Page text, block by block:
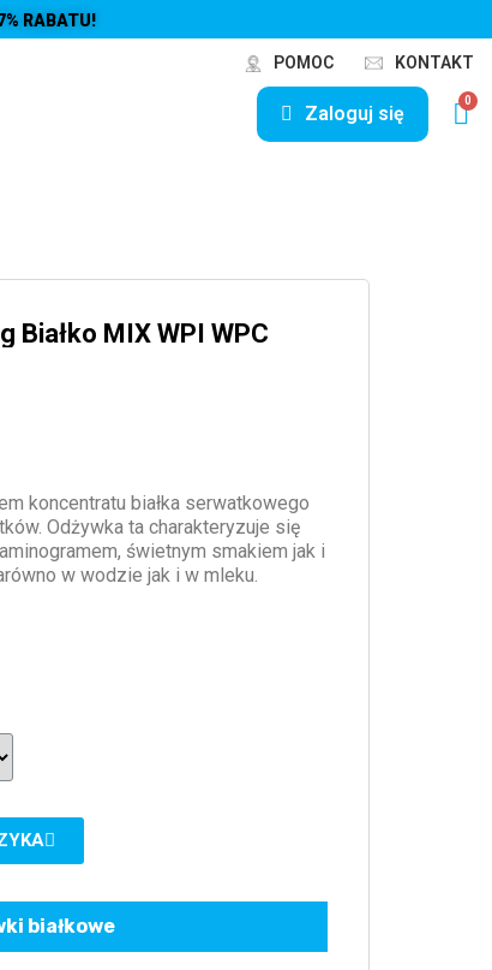
RABATU!
POMOC KONTAKT
Zaloguj się
Białko MIX WPI WPC
koncentratu białka serwatkowego
Odżywka ta charakteryzuje się
świetnym smakiem jak i
w wodzie jak i w mleku.
białkowe